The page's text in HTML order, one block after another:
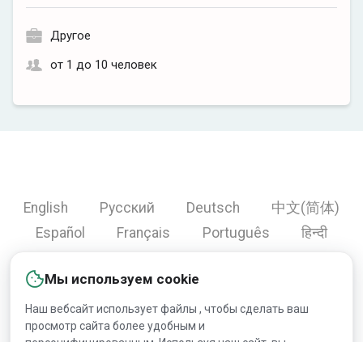
Другое
от 1 до 10 человек
Мы используем cookie
Наш вебсайт использует файлы , чтобы сделать ваш
просмотр сайта более удобным и
English Русский Deutsch
中文(简体)
Español
Français Português
हिन्दी
Copyright © 2000-2026 Lesprom Network. Все права